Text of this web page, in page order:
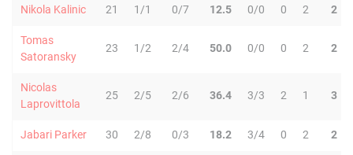
Nikola Kalinic 21 1/1 0/7 12.5 0/0 0 2 2
Tomas
Satoransky
23 1/2 2/4 50.0 0/0 0 2 2
Nicolas
Laprovittola
25 2/5 2/6 36.4 3/3 2 1 3
Jabari Parker 30 2/8 0/3 18.2 3/4 0 2 2